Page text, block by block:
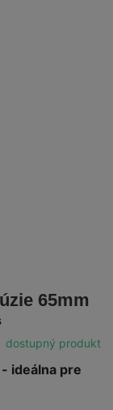
65mm
dostupný produkt
ideálna pre